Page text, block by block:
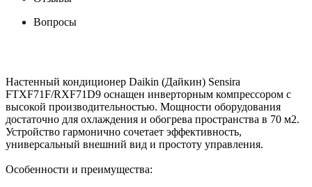
Вопросы
Настенный кондиционер Daikin (Дайкин) Sensira
FTXF71F/RXF71D9 оснащен инверторным компрессором с
высокой производительностью. Мощности оборудования
достаточно для охлаждения и обогрева пространства в 70 м2.
Устройство гармонично сочетает эффективность,
универсальный внешний вид и простоту управления.
Особенности и преимущества: